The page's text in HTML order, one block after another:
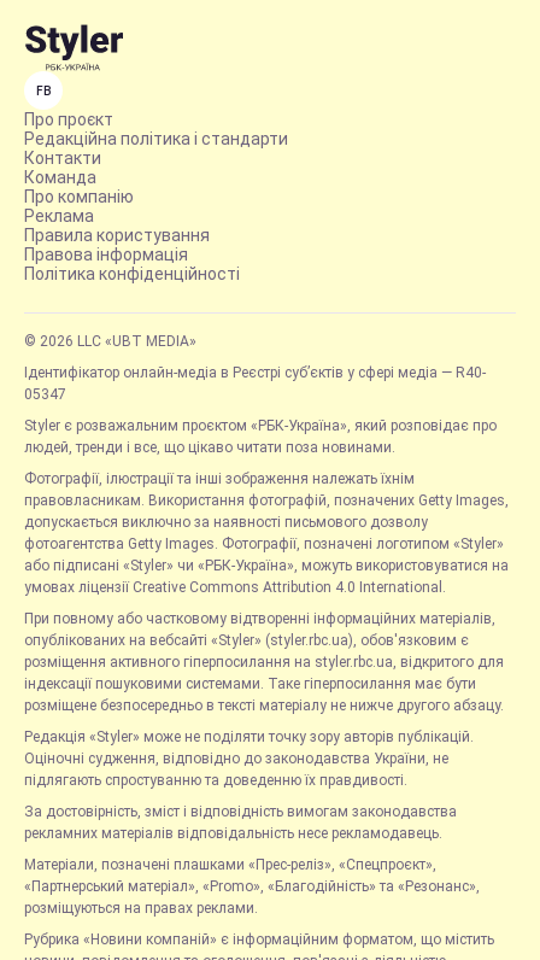
FB
Про проєкт
Редакційна політика і стандарти
Контакти
Команда
Про компанію
Реклама
Правила користування
Правова інформація
Політика конфіденційності
© 2026 LLC «UBT MEDIA»
Ідентифікатор онлайн-медіа в Реєстрі суб’єктів у сфері медіа — R40-
05347
Styler є розважальним проєктом «РБК-Україна», який розповідає про
людей, тренди і все, що цікаво читати поза новинами.
Фотографії, ілюстрації та інші зображення належать їхнім
правовласникам. Використання фотографій, позначених Getty Images,
допускається виключно за наявності письмового дозволу
фотоагентства Getty Images. Фотографії, позначені логотипом «Styler»
або підписані «Styler» чи «РБК-Україна», можуть використовуватися на
умовах ліцензії Creative Commons Attribution 4.0 International.
При повному або частковому відтворенні інформаційних матеріалів,
опублікованих на вебсайті «Styler» (styler.rbc.ua), обов'язковим є
розміщення активного гіперпосилання на styler.rbc.ua, відкритого для
індексації пошуковими системами. Таке гіперпосилання має бути
розміщене безпосередньо в тексті матеріалу не нижче другого абзацу.
Редакція «Styler» може не поділяти точку зору авторів публікацій.
Оціночні судження, відповідно до законодавства України, не
підлягають спростуванню та доведенню їх правдивості.
За достовірність, зміст і відповідність вимогам законодавства
рекламних матеріалів відповідальність несе рекламодавець.
Матеріали, позначені плашками «Прес-реліз», «Спецпроєкт»,
«Партнерський матеріал», «Promo», «Благодійність» та «Резонанс»,
розміщуються на правах реклами.
Рубрика «Новини компаній» є інформаційним форматом, що містить